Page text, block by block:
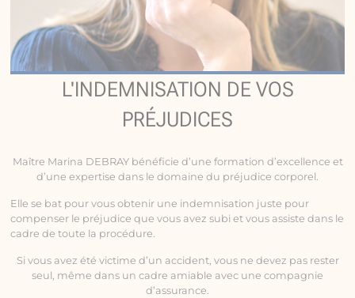
L'INDEMNISATION DE VOS
PRÉJUDICES
Maître Marina DEBRAY bénéficie d’une formation d’excellence et
d’une expertise dans le domaine du préjudice corporel.
Elle se bat pour vous obtenir une indemnisation juste pour
compenser le préjudice que vous avez subi et vous assiste dans le
cadre de toute la procédure.
Si vous avez été victime d’un accident, vous ne devez pas rester
seul, même dans un cadre amiable avec une compagnie
d’assurance.